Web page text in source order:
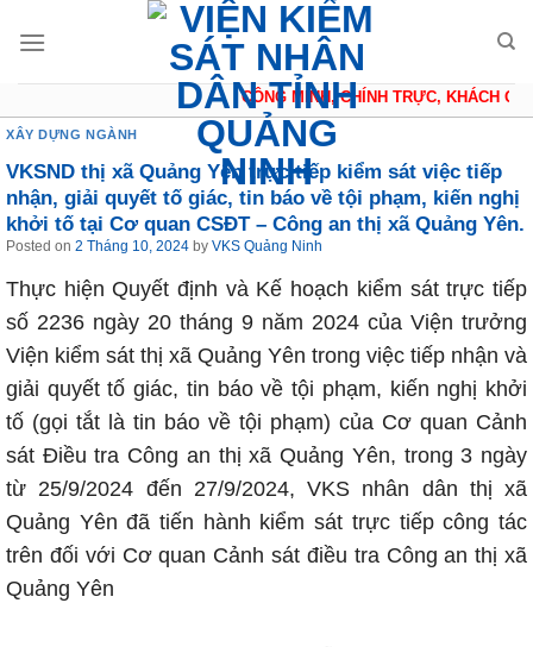
CÔNG MINH, CHÍNH TRỰC, KHÁCH
XÂY DỰNG NGÀNH
VKSND thị xã Quảng Yên trực tiếp kiểm sát việc tiếp
nhận, giải quyết tố giác, tin báo về tội phạm, kiến nghị
khởi tố tại Cơ quan CSĐT – Công an thị xã Quảng Yên.
Posted on 2 Tháng 10, 2024 by VKS Quảng Ninh
Thực hiện Quyết định và Kế hoạch kiểm sát trực tiếp
số 2236 ngày 20 tháng 9 năm 2024 của Viện trưởng
Viện kiểm sát thị xã Quảng Yên trong việc tiếp nhận và
giải quyết tố giác, tin báo về tội phạm, kiến nghị khởi
tố (gọi tắt là tin báo về tội phạm) của Cơ quan Cảnh
sát Điều tra Công an thị xã Quảng Yên, trong 3 ngày
từ 25/9/2024 đến 27/9/2024, VKS nhân dân thị xã
Quảng Yên đã tiến hành kiểm sát trực tiếp công tác
trên đối với Cơ quan Cảnh sát điều tra Công an thị xã
Quảng Yên